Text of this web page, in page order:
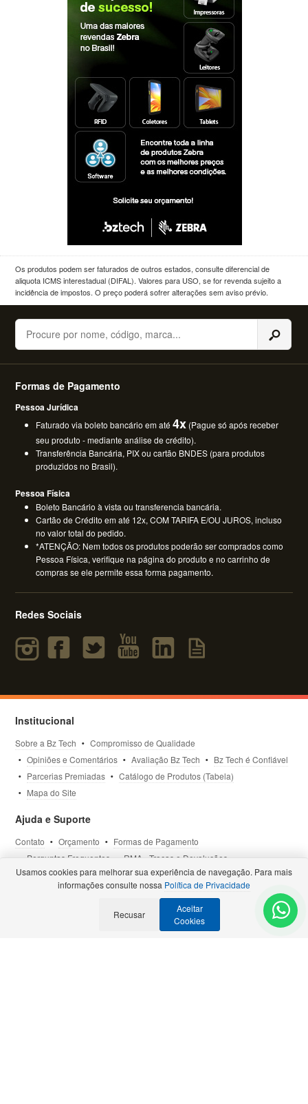
Os produtos podem ser faturados de outros estados, consulte diferencial de
aliquota ICMS interestadual (DIFAL). Valores para USO, se for revenda sujeito a
incidência de impostos. O preço poderá sofrer alterações sem aviso prévio.
Buscar
Formas de Pagamento
Pessoa Jurídica
Faturado via boleto bancário em até4x (Pague só após receber
seu produto - mediante análise de crédito).
Transferência Bancária, PIX ou cartão BNDES (para produtos
produzidos no Brasil).
Pessoa Física
Boleto Bancário à vista ou transferencia bancária.
Cartão de Crédito em até 12x, COM TARIFA E/OU JUROS, incluso
no valor total do pedido.
*ATENÇÃO: Nem todos os produtos poderão ser comprados como
Pessoa Física, verifique na página do produto e no carrinho de
compras se ele permite essa forma pagamento.
Redes Sociais
Institucional
Sobre a Bz Tech
Compromisso de Qualidade
Opiniões e Comentários
Avaliação Bz Tech
Bz Tech é Confiável
Parcerias Premiadas
Catálogo de Produtos (Tabela)
Mapa do Site
Ajuda e Suporte
Contato Orçamento
Formas de Pagamento
Perguntas Frequentes
RMA - Trocas e Devoluções
Política de Privacidade
Termos de Uso Site Seguro
Selos e Certificações- Veja todas as Parcerias Premiadas
Usamos cookies para melhorar sua experiência de navegação. Para mais
informações consulte nossa Política de Privacidade
Recusar
Aceitar
Cookies